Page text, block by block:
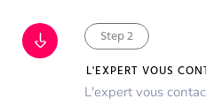
Step 2
L'EXPERT VOUS
L'expert vous